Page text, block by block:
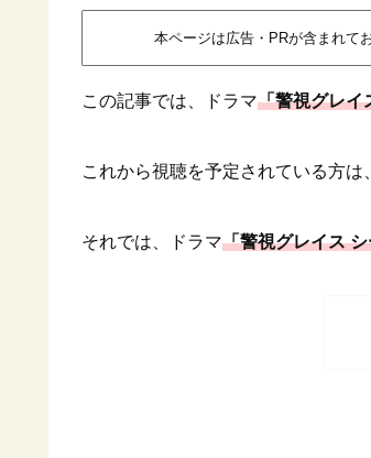
本ページは広告・PRが含まれて
この記事では、ドラマ「警視グレイ
これから視聴を予定されている方は
それでは、ドラマ「警視グレイス